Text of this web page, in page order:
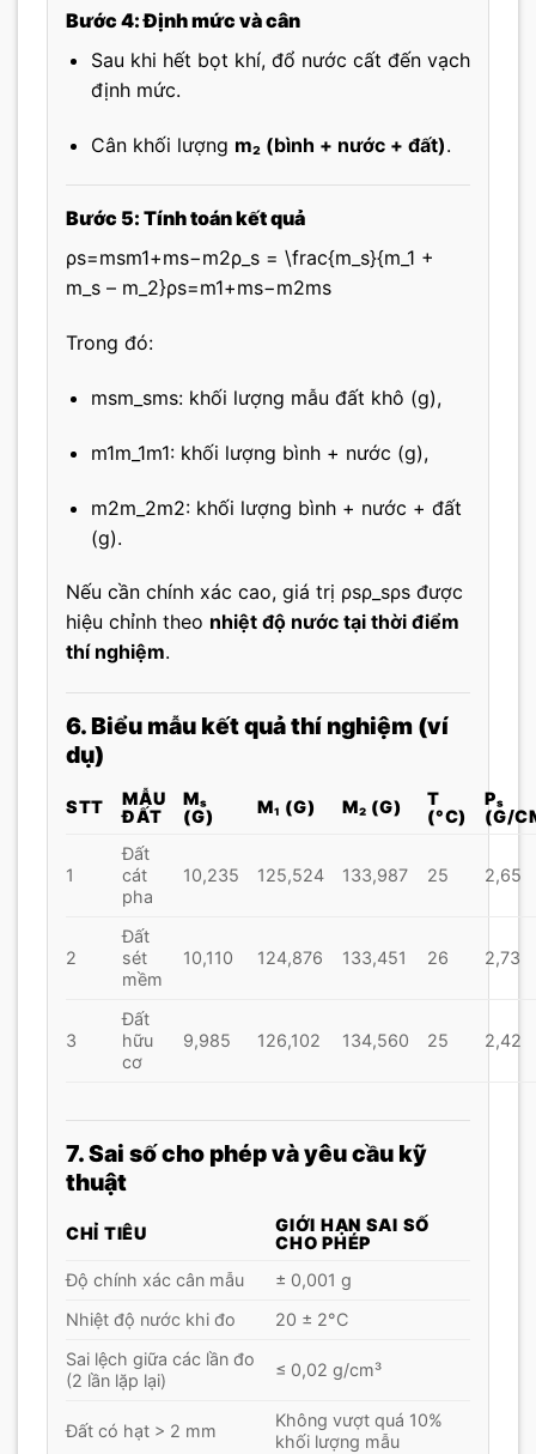
Bước 4: Định mức và cân
Sau khi hết bọt khí, đổ nước cất đến vạch
định mức.
Cân khối lượng m₂ (bình + nước + đất).
Bước 5: Tính toán kết quả
ρs=msm1+ms−m2ρ_s = \frac{m_s}{m_1 +
m_s – m_2}ρs=m1+ms−m2ms
Trong đó:
msm_sms: khối lượng mẫu đất khô (g),
m1m_1m1: khối lượng bình + nước (g),
m2m_2m2: khối lượng bình + nước + đất
(g).
Nếu cần chính xác cao, giá trị ρsρ_sρs được
hiệu chỉnh theo nhiệt độ nước tại thời điểm
thí nghiệm.
6. Biểu mẫu kết quả thí nghiệm (ví
dụ)
STT
MẪU
ĐẤT
Mₛ
(G)
M₁ (G) M₂ (G)
T
(°C)
Ρₛ
(G/
1
Đất
cát
pha
10,235 125,524 133,987 25 2,65
2
Đất
sét
mềm
10,110 124,876 133,451 26 2,73
3
Đất
hữu
cơ
9,985 126,102 134,560 25 2,42
7. Sai số cho phép và yêu cầu kỹ
thuật
CHỈ TIÊU
GIỚI HẠN SAI SỐ
CHO PHÉP
Độ chính xác cân mẫu
± 0,001 g
Nhiệt độ nước khi đo
20 ± 2°C
Sai lệch giữa các lần đo
(2 lần lặp lại)
≤ 0,02 g/cm³
Đất có hạt > 2 mm
Không vượt quá 10%
khối lượng mẫu